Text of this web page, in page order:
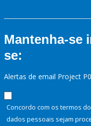
Mantenha-se
se:
Alertas de email Project
Concordo com os termos
dados pessoais sejam